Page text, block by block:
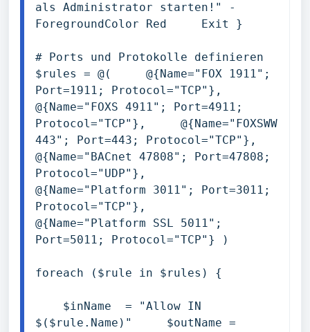
als Administrator starten!" -
ForegroundColor Red     Exit }
# Ports und Protokolle definieren
$rules = @(     @{Name="FOX 1911";
Port=1911; Protocol="TCP"},
@{Name="FOXS 4911"; Port=4911;
Protocol="TCP"},     @{Name="FOXSWW
443"; Port=443; Protocol="TCP"},
@{Name="BACnet 47808"; Port=47808;
Protocol="UDP"},
@{Name="Platform 3011"; Port=3011;
Protocol="TCP"},
@{Name="Platform SSL 5011";
Port=5011; Protocol="TCP"} )
foreach ($rule in $rules) {
$inName  = "Allow IN
$($rule.Name)"     $outName =